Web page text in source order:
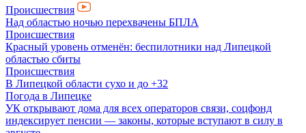
Происшествия
Над областью ночью перехвачены БПЛА
Происшествия
Красный уровень отменён: беспилотники над Липецкой
областью сбиты
Происшествия
В Липецкой области сухо и до +32
Погода в Липецке
УК открывают дома для всех операторов связи, соцфонд
индексирует пенсии — законы, которые вступают в силу в